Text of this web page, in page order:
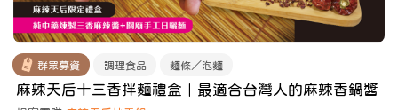
群眾募資 調理食品 麵條／泡麵
麻辣天后十三香拌麵禮盒｜最適合台灣人的麻辣香鍋醬